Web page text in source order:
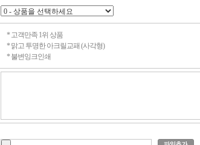
* 고객만족 1위 상품
* 맑고 투명한 아크릴교패 (사각형)
* 불변잉크인쇄